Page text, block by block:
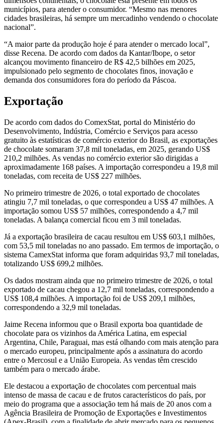
municípios, para atender o consumidor. “Mesmo nas menores
cidades brasileiras, há sempre um mercadinho vendendo o chocolate
nacional”.
“A maior parte da produção hoje é para atender o mercado local”,
disse Recena. De acordo com dados da Kantar/Ibope, o setor
alcançou movimento financeiro de R$ 42,5 bilhões em 2025,
impulsionado pelo segmento de chocolates finos, inovação e
demanda dos consumidores fora do período da Páscoa.
Exportação
De acordo com dados do ComexStat, portal do Ministério do
Desenvolvimento, Indústria, Comércio e Serviços para acesso
gratuito às estatísticas de comércio exterior do Brasil, as exportações
de chocolate somaram 37,8 mil toneladas, em 2025, gerando US$
210,2 milhões. As vendas no comércio exterior são dirigidas a
aproximadamente 168 países. A importação correspondeu a 19,8 mil
toneladas, com receita de US$ 227 milhões.
No primeiro trimestre de 2026, o total exportado de chocolates
atingiu 7,7 mil toneladas, o que correspondeu a US$ 47 milhões. A
importação somou US$ 57 milhões, correspondendo a 4,7 mil
toneladas. A balança comercial ficou em 3 mil toneladas.
Já a exportação brasileira de cacau resultou em US$ 603,1 milhões,
com 53,5 mil toneladas no ano passado. Em termos de importação, o
sistema CamexStat informa que foram adquiridas 93,7 mil toneladas,
totalizando US$ 699,2 milhões.
Os dados mostram ainda que no primeiro trimestre de 2026, o total
exportado de cacau chegou a 12,7 mil toneladas, correspondendo a
US$ 108,4 milhões. A importação foi de US$ 209,1 milhões,
correspondendo a 32,9 mil toneladas.
Jaime Recena informou que o Brasil exporta boa quantidade de
chocolate para os vizinhos da América Latina, em especial
Argentina, Chile, Paraguai, mas está olhando com mais atenção para
o mercado europeu, principalmente após a assinatura do acordo
entre o Mercosul e a União Europeia. As vendas têm crescido
também para o mercado árabe.
Ele destacou a exportação de chocolates com percentual mais
intenso de massa de cacau e de frutos característicos do país, por
meio do programa que a associação tem há mais de 20 anos com a
Agência Brasileira de Promoção de Exportações e Investimentos